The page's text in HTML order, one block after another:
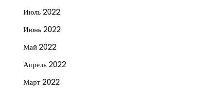
Июль 2022
Июнь 2022
Май 2022
Апрель 2022
Март 2022